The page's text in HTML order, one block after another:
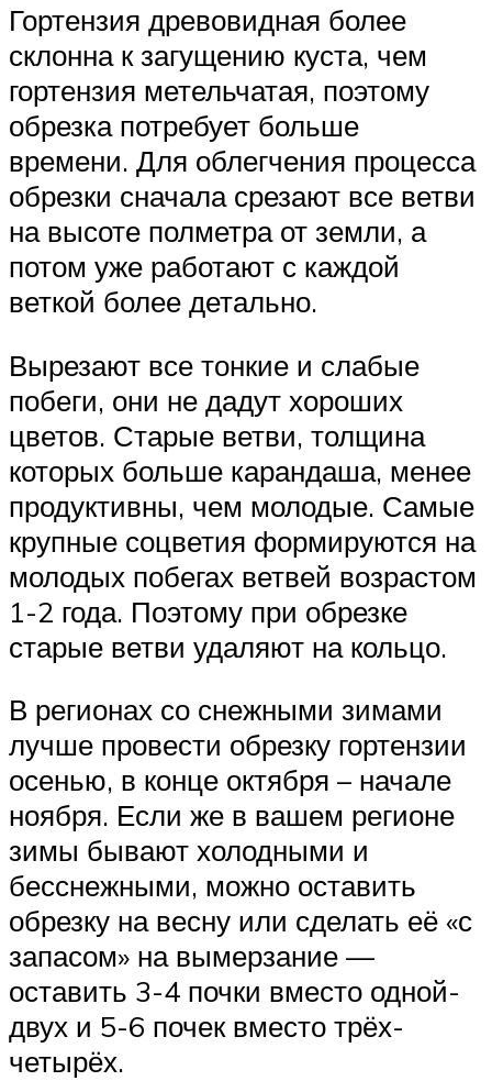
Гортензия древовидная более
склонна к загущению куста, чем
гортензия метельчатая, поэтому
обрезка потребует больше
времени. Для облегчения процесса
обрезки сначала срезают все ветви
на высоте полметра от земли, а
потом уже работают с каждой
веткой более детально.
Вырезают все тонкие и слабые
побеги, они не дадут хороших
цветов. Старые ветви, толщина
которых больше карандаша, менее
продуктивны, чем молодые. Самые
крупные соцветия формируются на
молодых побегах ветвей возрастом
1-2 года. Поэтому при обрезке
старые ветви удаляют на кольцо.
В регионах со снежными зимами
лучше провести обрезку гортензии
осенью, в конце октября – начале
ноября. Если же в вашем регионе
зимы бывают холодными и
бесснежными, можно оставить
обрезку на весну или сделать её «с
запасом» на вымерзание —
оставить 3-4 почки вместо одной-
двух и 5-6 почек вместо трёх-
четырёх.